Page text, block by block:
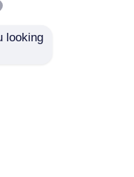
looking